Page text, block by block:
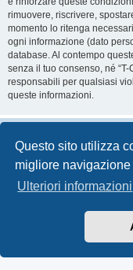
Questo sito utilizza
migliore
Ulteriori informazioni
rimuovere, riscrivere,
momento lo ritenga
ogni informazione (dato
database. Al contempo
senza il tuo consenso, né
responsabili per qualsiasi
queste informazioni.
Creato da